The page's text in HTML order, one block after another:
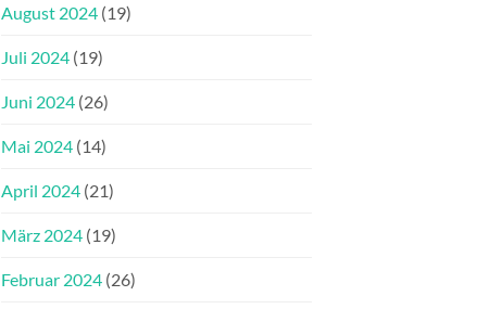
August 2024 (19)
Juli 2024 (19)
Juni 2024 (26)
Mai 2024 (14)
April 2024 (21)
März 2024 (19)
Februar 2024 (26)